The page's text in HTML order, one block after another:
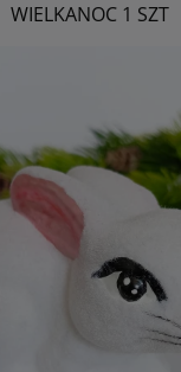
WIELKANOC 1 SZT